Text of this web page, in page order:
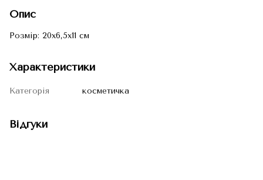
Опис
Розмір: 20x6,5x11 см
Характеристики
Категорія косметичка
Відгуки